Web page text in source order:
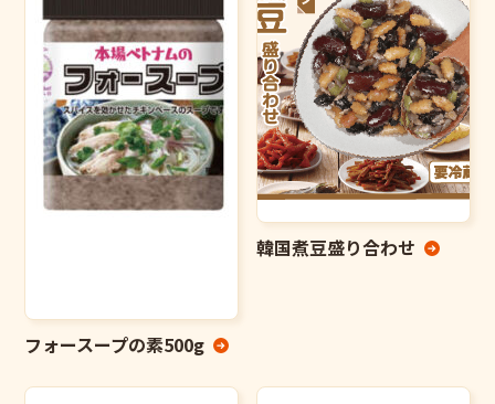
フォースープの素500g
韓国煮豆盛り合わせ